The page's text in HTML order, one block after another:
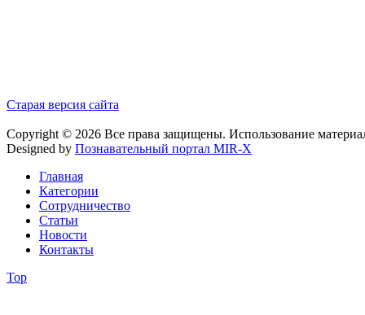
Старая версия сайта
Copyright © 2026 Все права защищены. Использование
Designed by Познавательный портал MIR-X
Главная
Категории
Сотрудничество
Статьи
Новости
Контакты
Top